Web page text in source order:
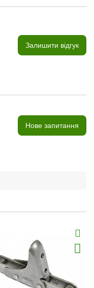
Залишити відгук
Нове запитання